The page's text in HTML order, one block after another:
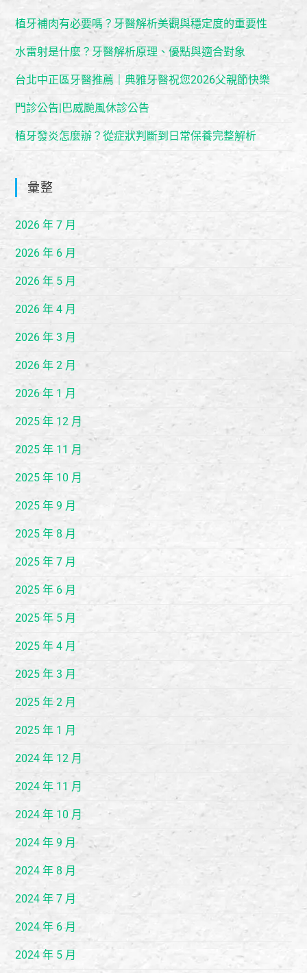
植牙補肉有必要嗎？牙醫解析美觀與穩定度的重要性
水雷射是什麼？牙醫解析原理、優點與適合對象
台北中正區牙醫推薦｜典雅牙醫祝您2026父親節快樂
門診公告|巴威颱風休診公告
植牙發炎怎麼辦？從症狀判斷到日常保養完整解析
彙整
2026 年 7 月
2026 年 6 月
2026 年 5 月
2026 年 4 月
2026 年 3 月
2026 年 2 月
2026 年 1 月
2025 年 12 月
2025 年 11 月
2025 年 10 月
2025 年 9 月
2025 年 8 月
2025 年 7 月
2025 年 6 月
2025 年 5 月
2025 年 4 月
2025 年 3 月
2025 年 2 月
2025 年 1 月
2024 年 12 月
2024 年 11 月
2024 年 10 月
2024 年 9 月
2024 年 8 月
2024 年 7 月
2024 年 6 月
2024 年 5 月